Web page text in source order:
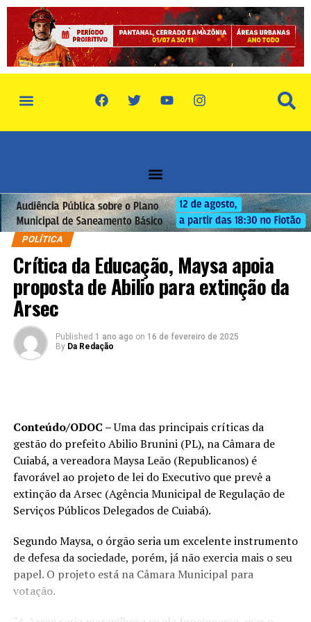
POLÍTICA
Crítica da Educação, Maysa apoia
proposta de Abilio para extinção da
Arsec
Published 1 ano ago on 16 de fevereiro de 2025
By Da Redação
Conteúdo/ODOC –Uma das principais críticas da
gestão do prefeito Abilio Brunini (PL), na Câmara de
Cuiabá, a vereadora Maysa Leão (Republicanos) é
favorável ao projeto de lei do Executivo que prevê a
extinção da Arsec (Agência Municipal de Regulação de
Serviços Públicos Delegados de Cuiabá).
Segundo Maysa, o órgão seria um excelente instrumento
de defesa da sociedade, porém, já não exercia mais o seu
papel. O projeto está na Câmara Municipal para
votação.